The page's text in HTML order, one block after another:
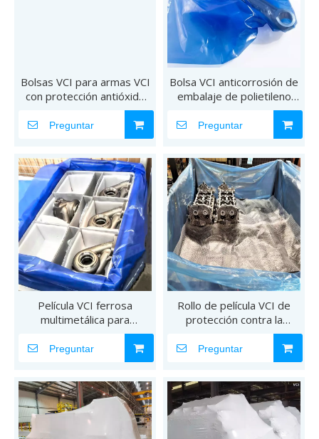
Bolsas VCI para armas VCI
con protección antióxido
Preguntar
Bolsa VCI anticorrosión de
embalaje de polietileno
para piezas fundidas
Preguntar
Película VCI ferrosa
multimetálica para
resistencia a la corrosión
Preguntar
Rollo de película VCI de
protección contra la
oxidación de alta
resistencia y polietileno
Preguntar